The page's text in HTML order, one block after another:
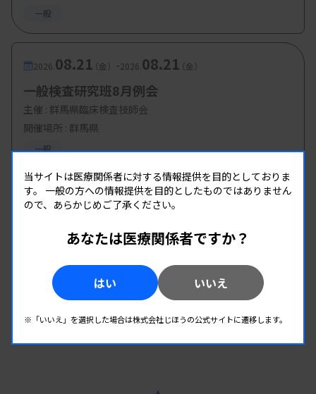
一般
2026. 08.21（金） -2026. 08.21（金）
一般検査研究班8月例会
主催 : 群馬県臨床検査技師会
開催場所 : 群馬県
一般
当サイトは医療関係者に対する情報提供を目的としておりま
す。 一般の方への情報提供を目的としたものではありません
ので、あらかじめご了承ください。
あなたは医療関係者ですか？
はい いいえ
※「いいえ」を選択した場合は株式会社じほうの公式サイトに遷移します。